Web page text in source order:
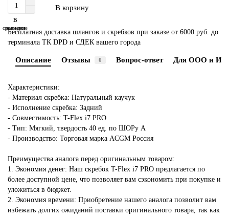
В корзину
В
закладки
В
сравнение
Бесплатная доставка шлангов и скребков при заказе от 6000 руб. до
терминала ТК DPD и СДЕК вашего города
Описание Отзывы 0 Вопрос-ответ Для ООО и ИП
Характеристики:
- Материал скребка: Натуральный каучук
- Исполнение скребка: Задний
- Совместимость: T-Flex i7 PRO
- Тип: Мягкий, твердость 40 ед. по ШОРу А
- Производство: Торговая марка ACGM Россия
Преимущества аналога перед оригинальным товаром:
1. Экономия денег: Наш скребок T-Flex i7 PRO предлагается по
более доступной цене, что позволяет вам сэкономить при покупке и
уложиться в бюджет.
2. Экономия времени: Приобретение нашего аналога позволит вам
избежать долгих ожиданий поставки оригинального товара, так как